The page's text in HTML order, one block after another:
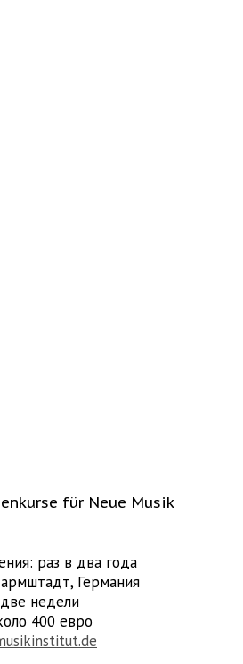
für Neue Musik
раз в два года
Германия
недели
400 евро